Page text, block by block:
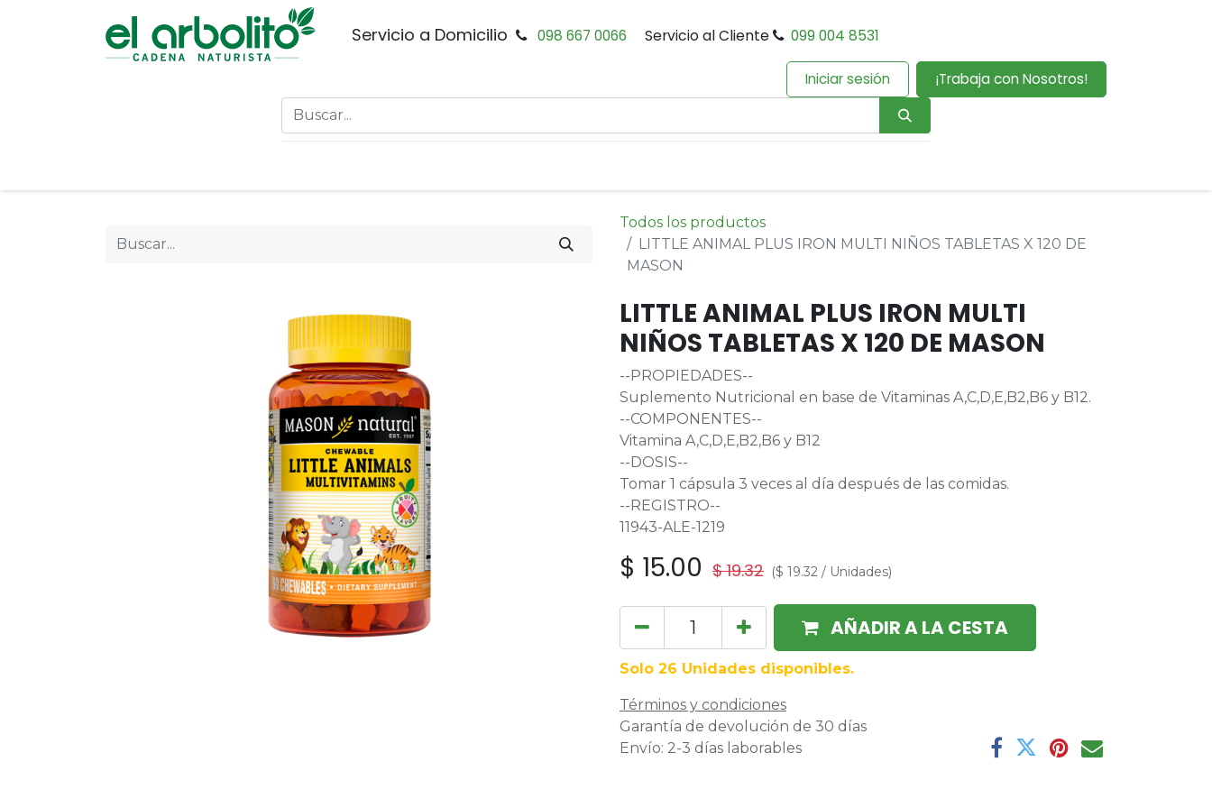
Servicio a Domicilio 098 667 0066 Servicio al Cliente 099 004 8531
Iniciar sesión ¡Trabaja con Nosotros!
Todos los productos
LITTLE ANIMAL PLUS IRON MULTI NIÑOS TABLETAS X 120 DE
MASON
LITTLE ANIMAL PLUS IRON MULTI
NIÑOS TABLETAS X 120 DE MASON
--PROPIEDADES--
Suplemento Nutricional en base de Vitaminas A,C,D,E,B2,B6 y B12.
--COMPONENTES--
Vitamina A,C,D,E,B2,B6 y B12
--DOSIS--
Tomar 1 cápsula 3 veces al día después de las comidas.
--REGISTRO--
11943-ALE-1219
$ 15.00 $19.32 ($ 19.32 / Unidades)
AÑADIR A LA CESTA
Solo 26 Unidades disponibles.
Términos y condiciones
Garantía de devolución de 30 días
Envío: 2-3 días laborables